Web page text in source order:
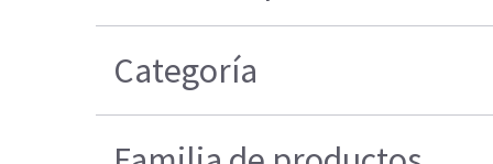
Categoría